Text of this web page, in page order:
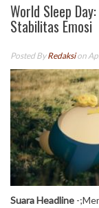
World Sleep
Stabilitas Emosi
Posted ByRedaksion
Suara Headline -